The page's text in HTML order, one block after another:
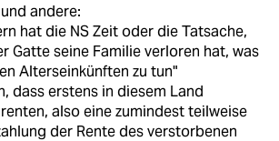
andere:
hat die NS Zeit oder die Tatsache,
Gatte seine Familie verloren hat, was
Alterseinkünften zu tun"
dass erstens in diesem Land
also eine zumindest teilweise
der Rente des verstorbenen